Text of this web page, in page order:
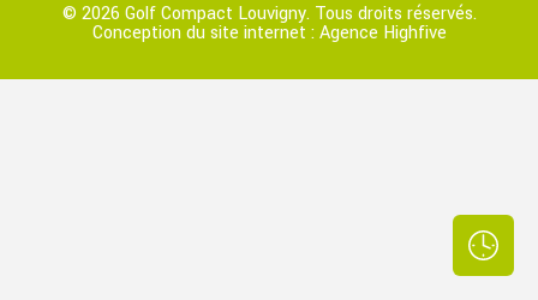
© 2026 Golf Compact Louvigny. Tous droits réservés.
Conception du site internet :Agence Highfive